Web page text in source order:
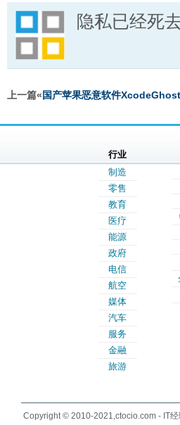
隐私已经死
上一篇«国产苹果恶意软件
行业
制造
零售
教育
医疗
能源
政府
电信
航空
媒体
汽车
服务
金融
旅游
Copyright © 2010-2021,ctocio.com - IT经